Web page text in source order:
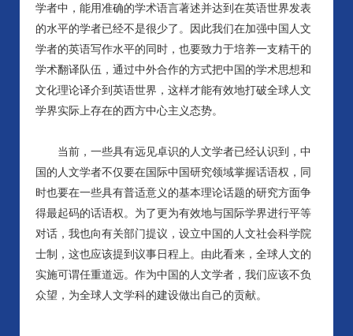
学者中，能用准确的学术语言著述并达到在英语世界发表
的水平的学者已经不是很少了。因此我们在加强中国人文
学者的英语写作水平的同时，也要致力于培养一支精干的
学术翻译队伍，通过中外合作的方式把中国的学术思想和
文化理论译介到英语世界，这样才能有效地打破全球人文
学界实际上存在的西方中心主义态势。
当前，一些具有远见卓识的人文学者已经认识到，中
国的人文学者不仅要在国际中国研究领域掌握话语权，同
时也要在一些具有普适意义的基本理论话题的研究方面争
得最起码的话语权。为了更为有效地与国际学界进行平等
对话，我也向有关部门提议，设立中国的人文社会科学院
士制，这也应该提到议事日程上。由此看来，全球人文的
实施可谓任重道远。作为中国的人文学者，我们应该不负
众望，为全球人文学科的建设做出自己的贡献。